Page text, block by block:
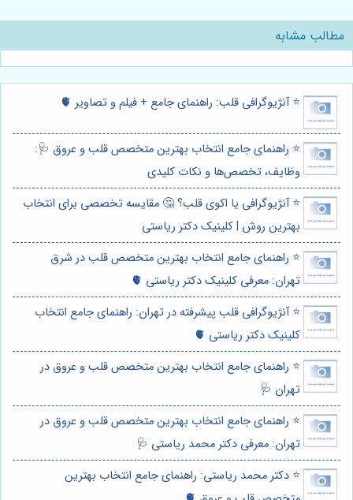
مطالب مشابه
⭐️ آنژیوگرافی قلب: راهنمای جامع + فیلم و تصاویر 🫀
⭐️ راهنمای جامع انتخاب بهترین متخصص قلب و عروق 🩺:
وظایف، تخصص‌ها و نکات کلیدی
⭐️ آنژیوگرافی یا اکوی قلب؟ 🤔 مقایسه تخصصی برای انتخاب
بهترین روش | کلینیک دکتر ریاستی
⭐️ راهنمای جامع انتخاب بهترین متخصص قلب در شرق
تهران: معرفی کلینیک دکتر ریاستی 🫀
⭐️ آنژیوگرافی قلب پیشرفته در تهران: راهنمای جامع انتخاب
کلینیک دکتر ریاستی 🫀
⭐️ راهنمای جامع انتخاب بهترین متخصص قلب و عروق در
تهران 🩺
⭐️ راهنمای جامع انتخاب بهترین متخصص قلب و عروق در
تهران: معرفی دکتر محمد ریاستی 🩺
⭐️ دکتر محمد ریاستی: راهنمای جامع انتخاب بهترین